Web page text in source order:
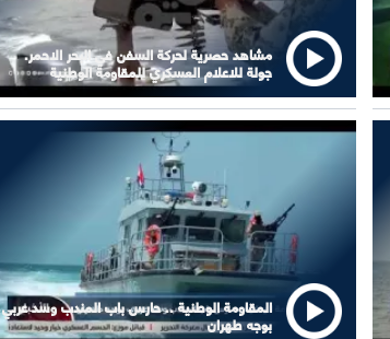
مشاهد حصرية لحركة السفن في البحر الاحمر.
جولة للاعلام العسكري للمقاومة الوطنية
المقاومة الوطنية .. حارس باب المندب وسد عربي
بوجه طهران